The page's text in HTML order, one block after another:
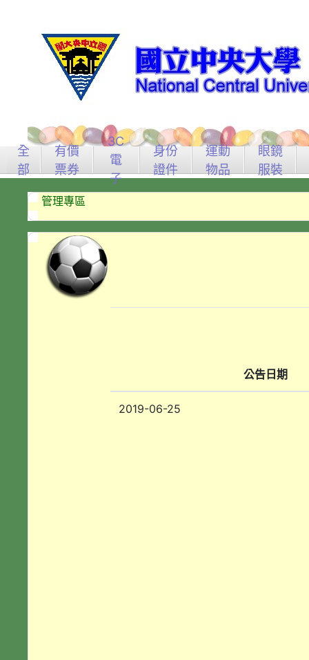
全
部
有價
票券
3C
電
子
身份
證件
運動
物品
眼鏡
服裝
管理專區
公告日期
2019-06-25